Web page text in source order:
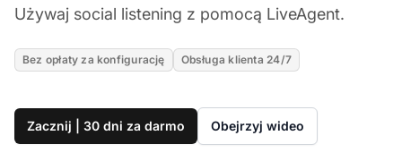
Używaj social listening z pomocą LiveAgent.
Bez opłaty za konfigurację Obsługa klienta 24/7
Zacznij | 30 dni za darmo Obejrzyj wideo